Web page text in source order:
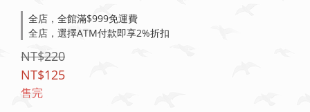
全店，全館滿$999免運費
全店，選擇ATM付款即享2%折扣
NT$220
NT$125
售完